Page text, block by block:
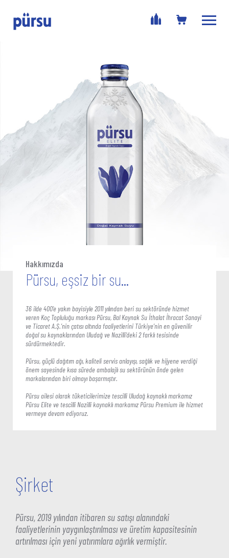
Hakkımızda
Pürsu, eşsiz bir su...
36 ilde 400’e yakın bayisiyle 2011 yılından beri su sektöründe hizmet
veren Koç Topluluğu markası Pürsu, Bal Kaynak Su İthalat İhracat Sanayi
ve Ticaret A.Ş.’nin çatısı altında faaliyetlerini Türkiye’nin en güvenilir
doğal su kaynaklarından Uludağ ve Nazilli’deki 2 farklı tesisinde
sürdürmektedir.
Pürsu, güçlü dağıtım ağı, kaliteli servis anlayışı, sağlık ve hijyene verdiği
önem sayesinde kısa sürede ambalajlı su sektörünün önde gelen
markalarından biri olmayı başarmıştır.
Pürsu ailesi olarak tüketicilerimize tescilli Uludağ kaynaklı markamız
Pürsu Elite ve tescilli Nazilli kaynaklı markamız Pürsu Premium ile hizmet
vermeye devam ediyoruz.
Şirket
Pürsu, 2019 yılından itibaren su satışı alanındaki
faaliyetlerinin yaygınlaştırılması ve üretim kapasitesinin
artırılması için yeni yatırımlara ağırlık vermiştir.